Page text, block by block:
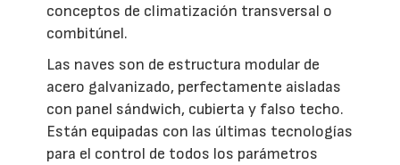
conceptos de climatización transversal o
combitúnel.
Las naves son de estructura modular de
acero galvanizado, perfectamente aisladas
con panel sándwich, cubierta y falso techo.
Están equipadas con las últimas tecnologías
para el control de todos los parámetros